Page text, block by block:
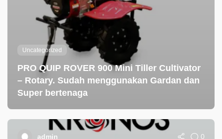
Uncategorized
PRO QUIP ROVER 900 Mini Tiller Cultivator
– Rotary. Sudah menggunakan Gardan dan
Super bertenaga
admin 0